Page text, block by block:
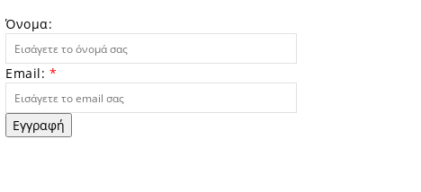
Όνομα:
Email: *
Εγγραφή